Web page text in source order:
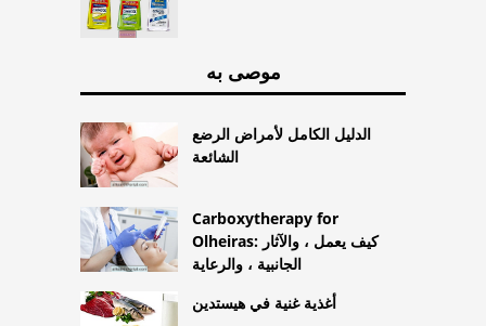
موصى به
الدليل الكامل لأمراض الرضع
الشائعة
Carboxytherapy for
Olheiras: كيف يعمل ، والآثار
الجانبية ، والرعاية
أغذية غنية في هيستدين